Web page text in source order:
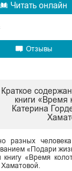
Читать онлайн
Отзывы
Краткое
книги «Время
Катерина
разных
«Подари
книгу «Время